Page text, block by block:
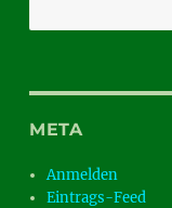
META
Anmelden
Eintrags-Feed